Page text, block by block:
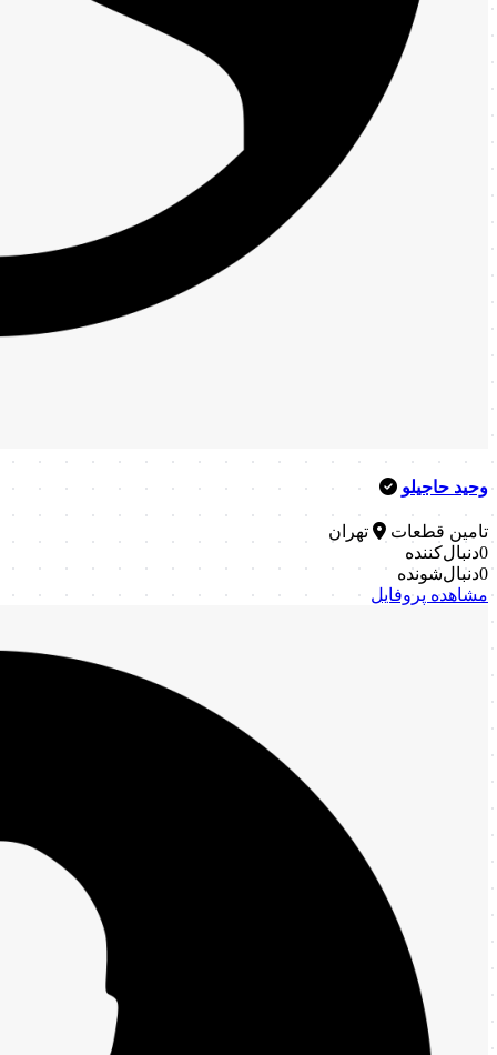
وحید حاجیلو
تامین قطعات
تهران
0دنبال‌کننده
0دنبال‌شونده
مشاهده پروفایل